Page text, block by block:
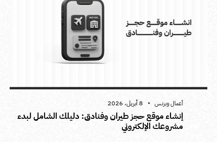
أعمال وبزنس 8 أبريل، 2026
إنشاء موقع حجز طيران وفنادق: دليلك الشامل لبدء
مشروعك الإلكتروني